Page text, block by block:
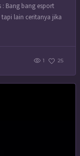
: Bang bang esport
lain ceritanya jika
1 25